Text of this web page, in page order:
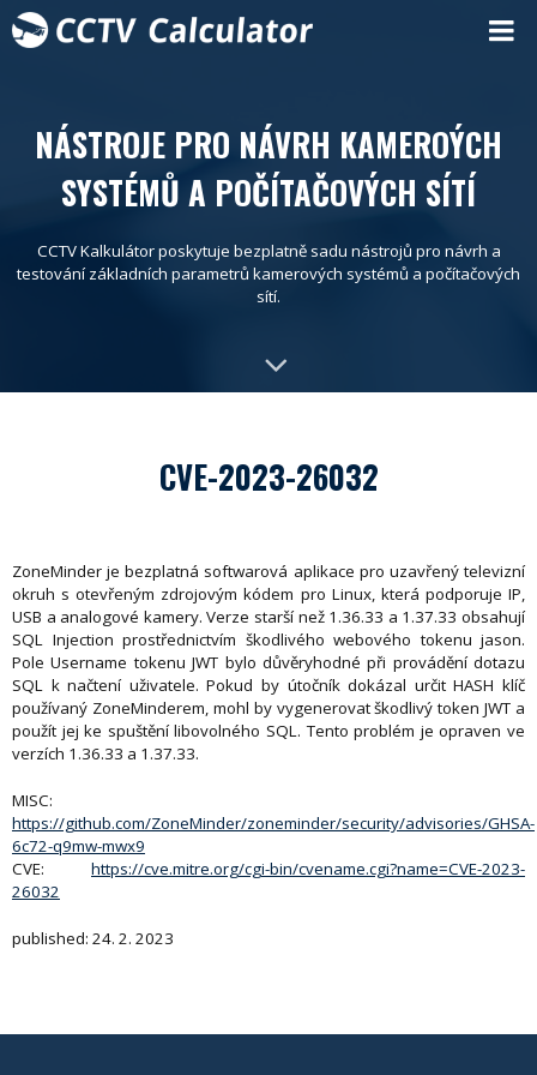
NÁSTROJE PRO NÁVRH KAMEROÝCH
SYSTÉMŮ A POČÍTAČOVÝCH SÍTÍ
CCTV Kalkulátor poskytuje bezplatně sadu nástrojů pro návrh a
testování základních parametrů kamerových systémů a počítačových
sítí.
CVE-2023-26032
ZoneMinder je bezplatná softwarová aplikace pro uzavřený televizní
okruh s otevřeným zdrojovým kódem pro Linux, která podporuje IP,
USB a analogové kamery. Verze starší než 1.36.33 a 1.37.33 obsahují
SQL Injection prostřednictvím škodlivého webového tokenu jason.
Pole Username tokenu JWT bylo důvěryhodné při provádění dotazu
SQL k načtení uživatele. Pokud by útočník dokázal určit HASH klíč
používaný ZoneMinderem, mohl by vygenerovat škodlivý token JWT a
použít jej ke spuštění libovolného SQL. Tento problém je opraven ve
verzích 1.36.33 a 1.37.33.
MISC:
https://github.com/ZoneMinder/zoneminder/security/advisories/GHSA-
6c72-q9mw-mwx9
CVE: https://cve.mitre.org/cgi-bin/cvename.cgi?name=CVE-2023-
26032
published: 24. 2. 2023